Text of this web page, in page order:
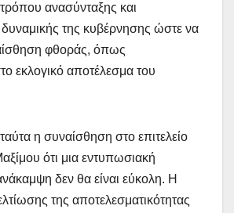
ανασύνταξης και
της κυβέρνησης ώστε να
φθοράς, όπως
εκλογικό αποτέλεσμα του
η συναίσθηση στο επιτελείο
ότι μια εντυπωσιακή
δεν θα είναι εύκολη. Η
της αποτελεσματικότητας